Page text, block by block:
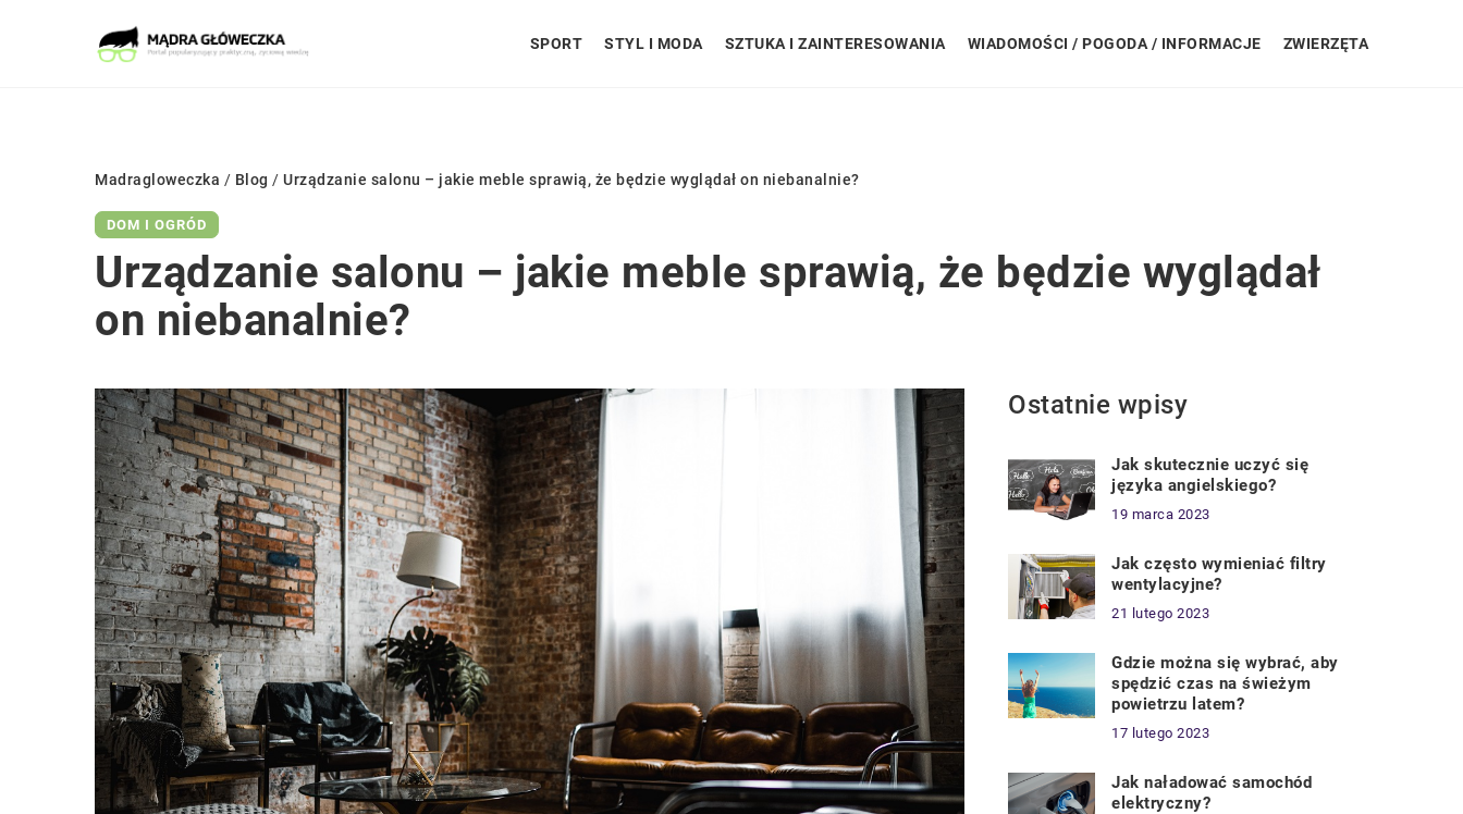
SPORT STYL I MODA SZTUKA I ZAINTERESOWANIA WIADOMOŚCI / POGODA / INFORMACJE ZWIERZĘTA
Madragloweczka / Blog / Urządzanie salonu – jakie meble sprawią, że będzie wyglądał on niebanalnie?
DOM I OGRÓD
Urządzanie salonu – jakie meble sprawią, że będzie wyglądał
on niebanalnie?
Ostatnie wpisy
Jak skutecznie uczyć się
języka angielskiego?
19 marca 2023
Jak często wymieniać filtry
wentylacyjne?
21 lutego 2023
Gdzie można się wybrać, aby
spędzić czas na świeżym
powietrzu latem?
17 lutego 2023
Jak naładować samochód
elektryczny?